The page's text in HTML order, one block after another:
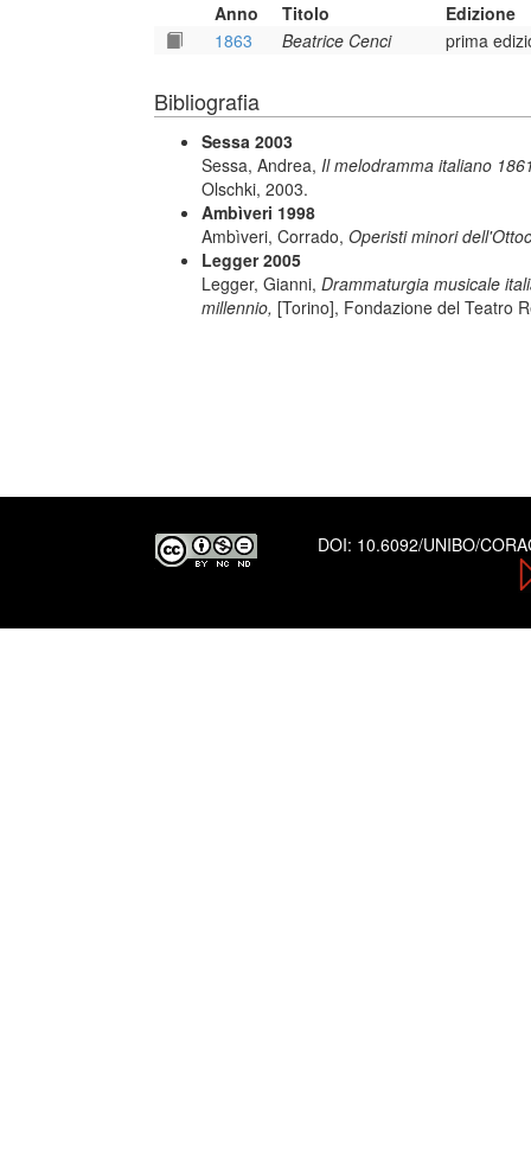
Anno Titolo
Edizione
1863
Beatrice Cenci prima
Bibliografia
Sessa 2003
Sessa, Andrea, Il melodramma italiano
Olschki, 2003.
Ambìveri 1998
Ambìveri, Corrado, Operisti minori
Legger 2005
Legger, Gianni, Drammaturgia musicale
millennio, [Torino], Fondazione del Teatro
DOI: 10.6092/UNIBO/